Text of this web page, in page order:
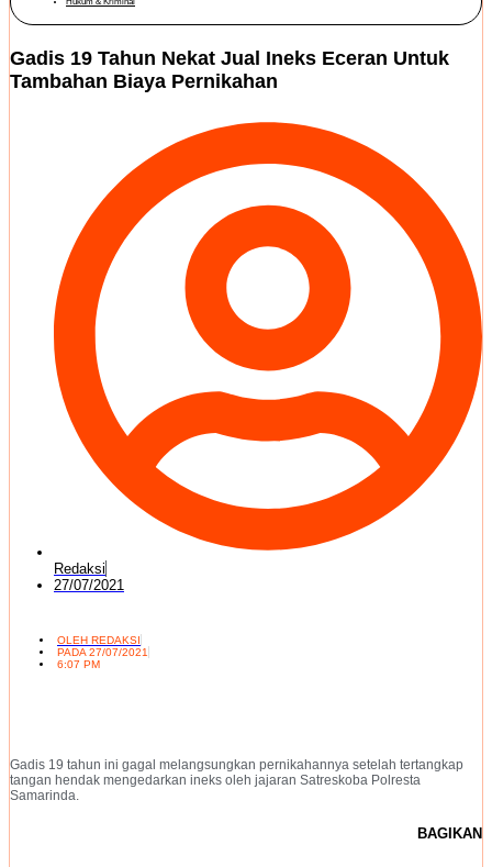
Gadis 19 Tahun Nekat Jual Ineks Eceran Untuk
Tambahan Biaya Pernikahan
Redaksi
27/07/2021
OLEH REDAKSI
PADA27/07/2021
6:07 PM
Gadis 19 tahun ini gagal melangsungkan pernikahannya setelah tertangkap
tangan hendak mengedarkan ineks oleh jajaran Satreskoba Polresta
Samarinda.
BAGIKAN